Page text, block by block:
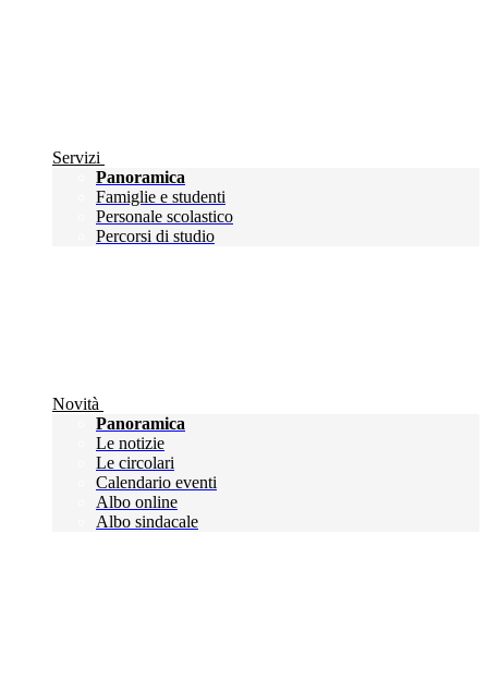
Servizi
Panoramica
Famiglie e studenti
Personale scolastico
Percorsi di studio
Novità
Panoramica
Le notizie
Le circolari
Calendario eventi
Albo online
Albo sindacale